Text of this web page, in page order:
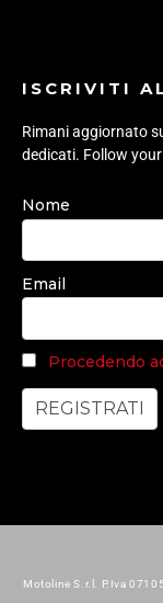
ISCRIVITI
Rimani aggiornato
dedicati. Follow
Nome
Email
Procedendo
Motoline S.r.l. P.Iva